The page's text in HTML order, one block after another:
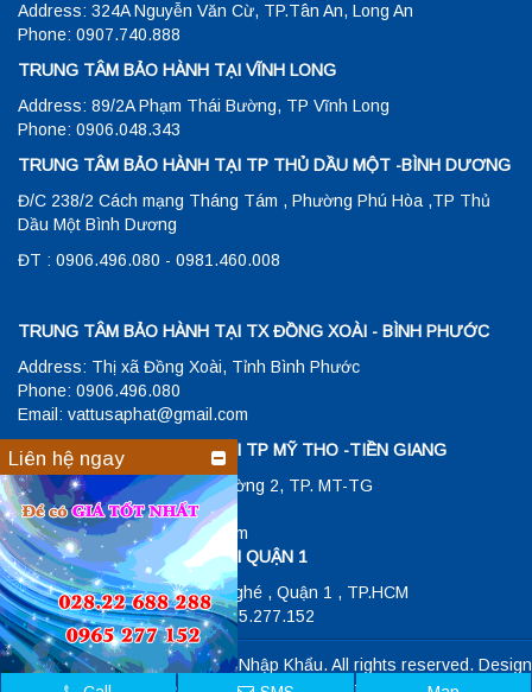
Address: 324A Nguyễn Văn Cừ, TP.Tân An, Long An
Phone: 0907.740.888
TRUNG TÂM BẢO HÀNH TẠI VĨNH LONG
Address: 89/2A Phạm Thái Bường, TP Vĩnh Long
Phone: 0906.048.343
TRUNG TÂM BẢO HÀNH TẠI TP THỦ DẦU MỘT -BÌNH DƯƠNG
Đ/C 238/2 Cách mạng Tháng Tám , Phường Phú Hòa ,TP Thủ
Dầu Một Bình Dương
ĐT : 0906.496.080 - 0981.460.008
TRUNG TÂM BẢO HÀNH TẠI TX ĐỒNG XOÀI - BÌNH PHƯỚC
Address: Thị xã Đồng Xoài, Tỉnh Bình Phước
Phone: 0906.496.080
Email: vattusaphat@gmail.com
TRUNG TÂM BẢO HÀNH TẠI TP MỸ THO -TIỀN GIANG
Đ/C: 23/1 Hùng Vương , Phường 2, TP. MT-TG
ĐT: 0906048343
Email: vattusaphat@gmail.com
TRUNG TÂM BẢO HÀNH TẠI QUẬN 1
Address: 26 Lê Lợi , P.Bến Nghé , Quận 1 , TP.HCM
Phone: 028.22.688.288 - 0965.277.152
Copyright © Siêu Thị Điện Máy Nhập Khẩu. All rights reserved. Design
Liên hệ ngay